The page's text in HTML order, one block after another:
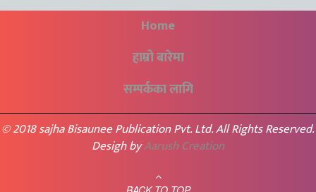
Home
हाम्रो बारेमा
सम्पर्कका लागि
© 2018 sajha Bisaunee Publication Pvt. Ltd. All Rights Reserved.
Desigh byAarush Creation